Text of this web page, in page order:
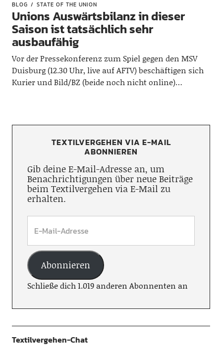
BLOG STATE OF THE UNION
Unions Auswärtsbilanz in dieser
Saison ist tatsächlich sehr
ausbaufähig
Vor der Pressekonferenz zum Spiel gegen den MSV
Duisburg (12.30 Uhr, live auf AFTV) beschäftigen sich
Kurier und Bild/BZ (beide noch nicht online)…
TEXTILVERGEHEN VIA E-MAIL
ABONNIEREN
Gib deine E-Mail-Adresse an, um
Benachrichtigungen über neue Beiträge
beim Textilvergehen via E-Mail zu
erhalten.
Abonnieren
Schließe dich 1.019 anderen Abonnenten an
Textilvergehen-Chat